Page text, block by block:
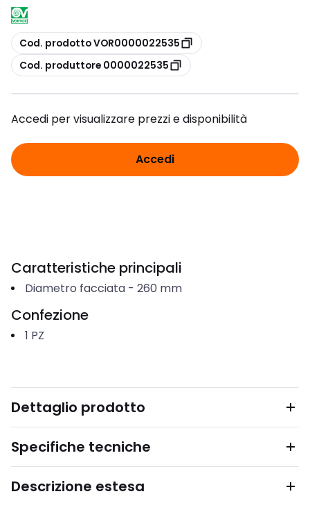
copia
Cod. prodotto VOR0000022535
copia
Cod. produttore 0000022535
Accedi per visualizzare prezzi e disponibilità
Accedi
Caratteristiche principali
Diametro facciata- 260 mm
Confezione
1 PZ
Dettaglio prodotto
Specifiche tecniche
Descrizione estesa